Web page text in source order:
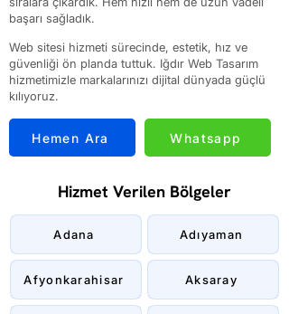
başarı sağladık.
Web sitesi hizmeti sürecinde, estetik, hız ve
güvenliği ön planda tuttuk. Iğdır Web Tasarım
hizmetimizle markalarınızı dijital dünyada güçlü
kılıyoruz.
Hemen Ara Whatsapp
Hizmet Verilen Bölgeler
Adana
Afyonkarahisar
Adıyaman
Aksaray